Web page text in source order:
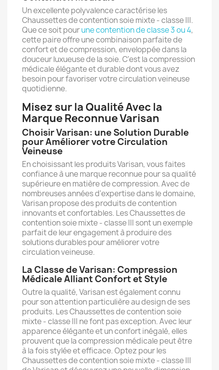
Un excellente polyvalence caractérise les
Chaussettes de contention soie mixte - classe III.
Que ce soit pourune contention de classe 3 ou 4,
cette paire offre une combinaison parfaite de
confort et de compression, enveloppée dans la
douceur luxueuse de la soie. C'est la compression
médicale élégante et durable dont vous avez
besoin pour favoriser votre circulation veineuse
quotidienne.
Misez sur la Qualité Avec la
Marque Reconnue Varisan
Choisir Varisan: une Solution Durable
pour Améliorer votre Circulation
Veineuse
En choisissant les produits Varisan, vous faites
confiance à une marque reconnue pour sa qualité
supérieure en matière de compression. Avec de
nombreuses années d'expertise dans le domaine,
Varisan propose des produits de contention
innovants et confortables. Les Chaussettes de
contention soie mixte - classe III sont un exemple
parfait de leur engagement à produire des
solutions durables pour améliorer votre
circulation veineuse.
La Classe de Varisan: Compression
Médicale Alliant Confort et Style
Outre la qualité, Varisan est également connu
pour son attention particulière au design de ses
produits. Les Chaussettes de contention soie
mixte - classe III ne font pas exception. Avec leur
apparence élégante et un confort inégalé, elles
prouvent que la compression médicale peut être
à la fois stylée et efficace. Optez pour les
Chaussettes de contention soie mixte - classe III
Créer une liste d'envies
Nom de la liste d'envies
Annuler Créer une liste d'envies